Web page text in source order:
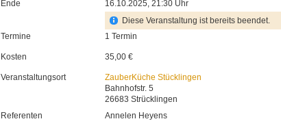
Ende
16.10.2025, 21:30 Uhr
Diese Veranstaltung ist bereits beendet.
Termine
1 Termin
Kosten
Veranstaltungsort
ZauberKüche Stücklingen
Bahnhofstr. 5
26683 Strücklingen
Referenten
Annelen Heyens